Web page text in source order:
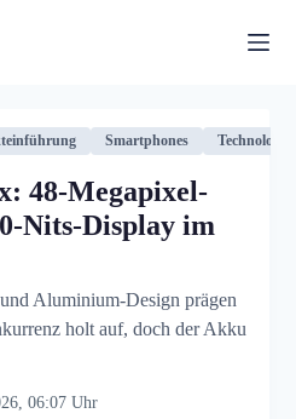
Smartphones Technologie
48-Megapixel-
Nits-Display im
Aluminium-Design prägen
holt auf, doch der Akku
06:07 Uhr